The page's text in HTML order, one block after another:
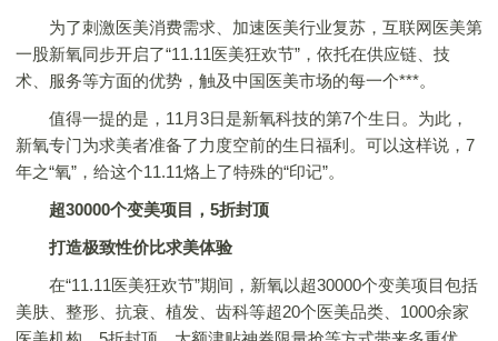
为了刺激医美消费需求、加速医美行业复苏，互联网医美第
一股新氧同步开启了“11.11医美狂欢节”，依托在供应链、技
术、服务等方面的优势，触及中国医美市场的每一个***。
值得一提的是，11月3日是新氧科技的第7个生日。为此，
新氧专门为求美者准备了力度空前的生日福利。可以这样说，7
年之“氧”，给这个11.11烙上了特殊的“印记”。
超30000个变美项目，5折封顶
打造极致性价比求美体验
在“11.11医美狂欢节”期间，新氧以超30000个变美项目包括
美肤、整形、抗衰、植发、齿科等超20个医美品类、1000余家